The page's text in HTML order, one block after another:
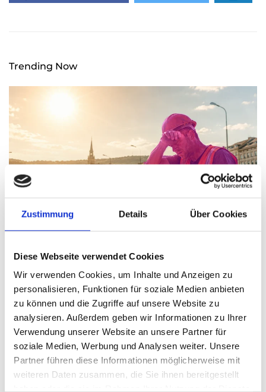
Zustimmung Details Über Cookies
Diese Webseite verwendet Cookies
Wir verwenden Cookies, um Inhalte und Anzeigen zu
personalisieren, Funktionen für soziale Medien anbieten
zu können und die Zugriffe auf unsere Website zu
analysieren. Außerdem geben wir Informationen zu Ihrer
Verwendung unserer Website an unsere Partner für
soziale Medien, Werbung und Analysen weiter. Unsere
Partner führen diese Informationen möglicherweise mit
weiteren Daten zusammen, die Sie ihnen bereitgestellt
Trending Now
lebensgefährlich wird
Thomas Nasswetter 4. AUGUST 2026